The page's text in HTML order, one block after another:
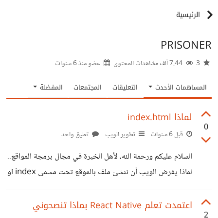
الرئيسية
PRISONER
عضو منذ6 سنوات
المساهمات الأحدث التعليقات المجتمعات المفضلة
0
لماذا index.html
قبل 6 سنوات تطوير الويب تعليق واحد
السلام عليكم ورحمة الله، لأهل الخبرة في مجال برمجة المواقع..
لماذا يفرض الويب أن ننشئ ملف بالموقع تحت مسمى index او
default سواء في المجلد الرئيسي root أو او بالمجلدات
الفرعية، في حين أن مثلا موقع الفيسبوك أثناء الدخول على
اعتمدت تعلم React Native بماذا تنصحوني